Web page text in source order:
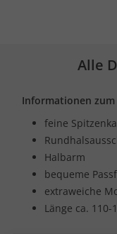
Alle
Informationen
feine
Halbarm
bequeme
extraweiche
Länge ca. 110-